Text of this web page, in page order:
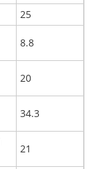
25
8.8
20
34.3
21